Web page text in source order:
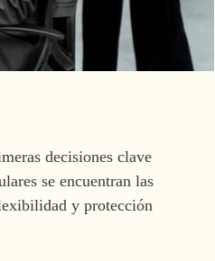
decisiones clave
se encuentran las
y protección